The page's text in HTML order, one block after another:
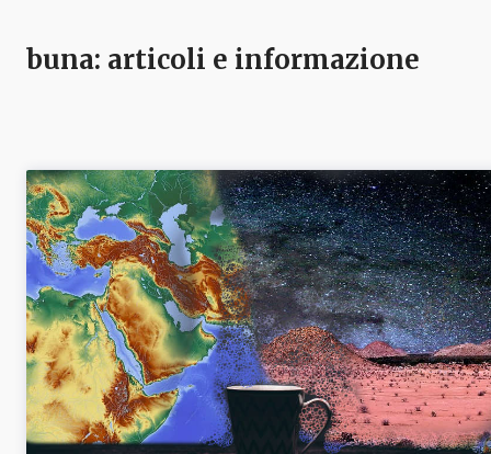
buna: articoli e informazione